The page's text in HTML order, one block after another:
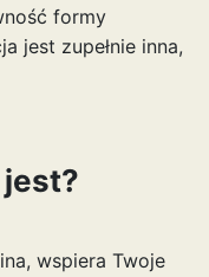
formy
jest zupełnie inna,
jest?
wspiera Twoje